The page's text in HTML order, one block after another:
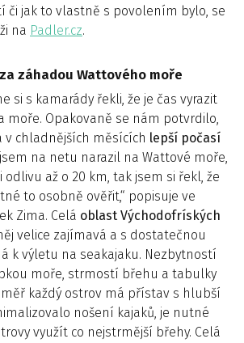
či jak to vlastně s povolením bylo, se
na Padler.cz.
záhadou Wattového moře
si s kamarády řekli, že je čas vyrazit
moře. Opakovaně se nám potvrdilo,
v chladnějších měsících lepší počasí
na netu narazil na Wattové moře,
až o 20 km, tak jsem si řekl, že
to osobně ověřit,“ popisuje ve
Zima. Celá oblast Východofríských
velice zajímavá a s dostatečnou
k výletu na seakajaku. Nezbytností
moře, strmostí břehu a tabulky
každý ostrov má přístav s hlubší
nošení kajaků, je nutné
využít co nejstrmější břehy. Celá